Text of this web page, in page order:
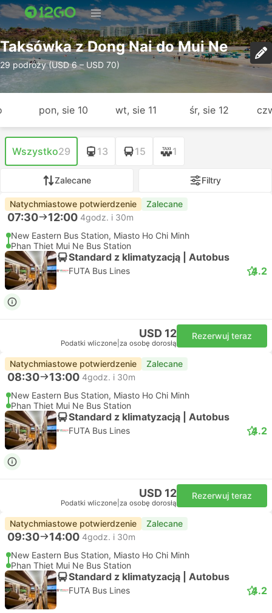
Taksówka z Dong Nai do Mui Ne
29 podróży (USD 6 – USD 70)
pon, sie 10 wt, sie 11 śr, sie 12
Wszystko29 13 15 1
Zalecane Filtry
Natychmiastowe potwierdzenie Zalecane
07:30 12:00 4godz. i 30m
New Eastern Bus Station, Miasto Ho Chi Minh
Phan Thiet Mui Ne Bus Station
Standard z klimatyzacją | Autobus
FUTA Bus Lines 4.2
USD 12
Podatki wliczone za osobę dorosłą
Rezerwuj teraz
Natychmiastowe potwierdzenie Zalecane
08:30 13:00 4godz. i 30m
New Eastern Bus Station, Miasto Ho Chi Minh
Phan Thiet Mui Ne Bus Station
Standard z klimatyzacją | Autobus
FUTA Bus Lines 4.2
USD 12
Podatki wliczone za osobę dorosłą
Rezerwuj teraz
Natychmiastowe potwierdzenie Zalecane
09:30 14:00 4godz. i 30m
New Eastern Bus Station, Miasto Ho Chi Minh
Phan Thiet Mui Ne Bus Station
Standard z klimatyzacją | Autobus
FUTA Bus Lines 4.2